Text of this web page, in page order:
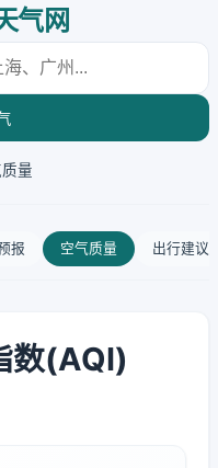
气网
量
报 空气质量 出行建议
数(AQI)